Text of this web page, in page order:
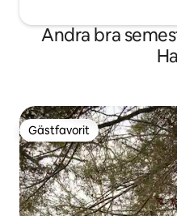
Andra bra
Gästfavorit
Gästfavorit